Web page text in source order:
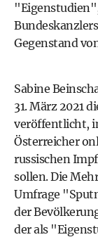
Gegenstand
Sabine
31. März 2021
veröffentlicht,
Österreicher
russischen
sollen. Die
Umfrage
der
der als